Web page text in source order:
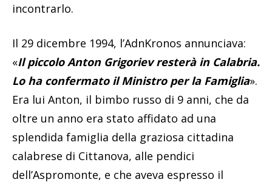
incontrarlo.
Il 29 dicembre 1994, l’AdnKronos annunciava:
«Il piccolo Anton Grigoriev resterà in Calabria.
Lo ha confermato il Ministro per la Famiglia».
Era lui Anton, il bimbo russo di 9 anni, che da
oltre un anno era stato affidato ad una
splendida famiglia della graziosa cittadina
calabrese di Cittanova, alle pendici
dell’Aspromonte, e che aveva espresso il